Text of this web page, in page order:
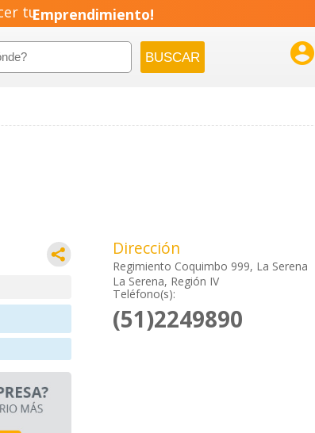
tuEmprendimiento!

Dirección
Regimiento Coquimbo 999, La Serena
La Serena, Región IV
Teléfono(s):
(51)2249890